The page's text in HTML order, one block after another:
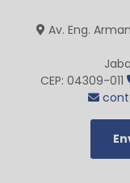
Av. Eng.
CEP: 04309-011